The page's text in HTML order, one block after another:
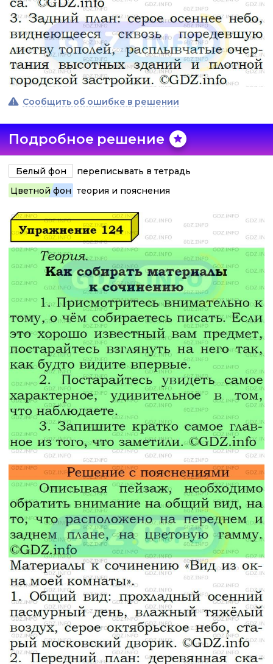
Сообщить об ошибке в решении
Подробное решение
Белый фон
переписывать в тетрадь
Цветной фон теория и пояснения